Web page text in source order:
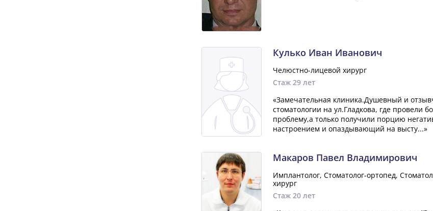
Кулько Иван Иванович
Челюстно-лицевой хирург
Стаж 29 лет
«Замечательная клиника.Душевный и
стоматологии на ул.Гладкова, где провели
проблему,а только получили порцию
настроением и опаздывающий на высту...»
Макаров Павел Владимирович
Имплантолог, Стоматолог-ортопед,
хирург
Стаж 20 лет